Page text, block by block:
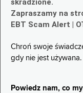
skradzione.
Zapraszamy na
EBT Scam Alert |
Chroń swoje
gdy nie jest
Powiedz nam, co